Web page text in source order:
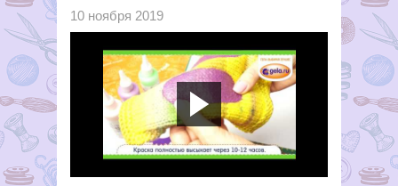
10 ноября 2019